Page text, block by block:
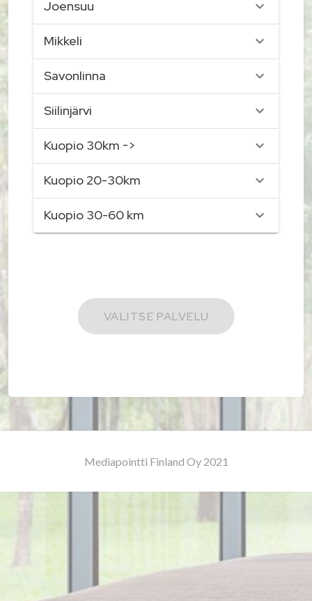
Mediapointti Finland Oy 2021